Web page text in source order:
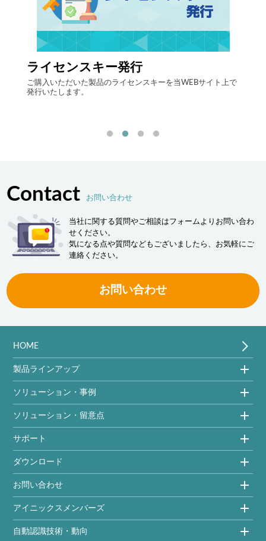
ライセンスキー発行
ご購入いただいた製品のライセンスキーを当WEBサイト上で
発行いたします。
Contact お問い合わせ
当社に関する質問やご相談はフォームよりお問い合わ
せください。
気になる点や質問などもございましたら、お気軽にご
連絡ください。
お問い合わせ
HOME
製品ラインアップ
ソリューション・事例
ソリューション・留意点
サポート
ダウンロード
お問い合わせ
アイニックスメンバーズ
自動認識技術・動向